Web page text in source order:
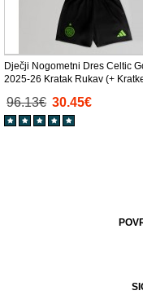
Dječji Nogometni Dres Celtic
2025-26 Kratak Rukav (+
96.13€ 30.45€